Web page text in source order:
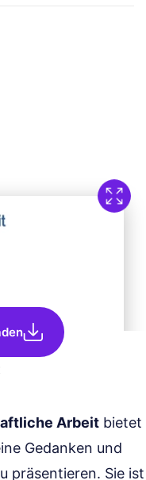
Arbeit bietet
Gedanken und
präsentieren. Sie ist